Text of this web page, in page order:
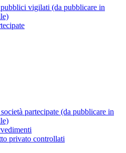
vigilati (da pubblicare in
partecipate (da pubblicare in
privato controllati